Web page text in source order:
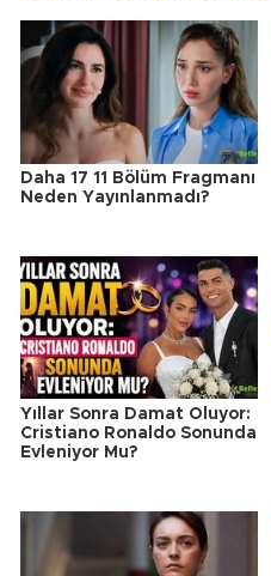
Daha 17 11 Bölüm Fragmanı
Neden Yayınlanmadı?
Yıllar Sonra Damat Oluyor:
Cristiano Ronaldo Sonunda
Evleniyor Mu?